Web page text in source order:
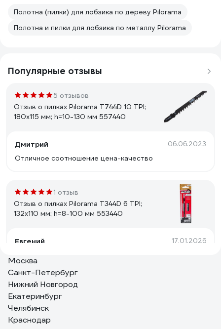
Полотна (пилки) для лобзика по дереву Pilorama
Полотна и пилки для лобзика по металлу Pilorama
Популярные отзывы
5 отзывов
Отзыв о пилках Pilorama Т744D 10 TPI;
180x115 мм; h=10-130 мм 557440
Дмитрий 06.06.2023
Отличное соотношение цена-качество
1 отзыв
Отзыв о пилках Pilorama T344D 6 TPI;
132x110 мм; h=8-100 мм 553440
Евгений 17.01.2026
5 отзывов
Отзыв о пилках Pilorama T301DL 6 TPI;
132x107 мм; h=6-100 мм 553012
Москва
Санкт-Петербург
Нижний Новгород
Екатеринбург
Челябинск
Краснодар